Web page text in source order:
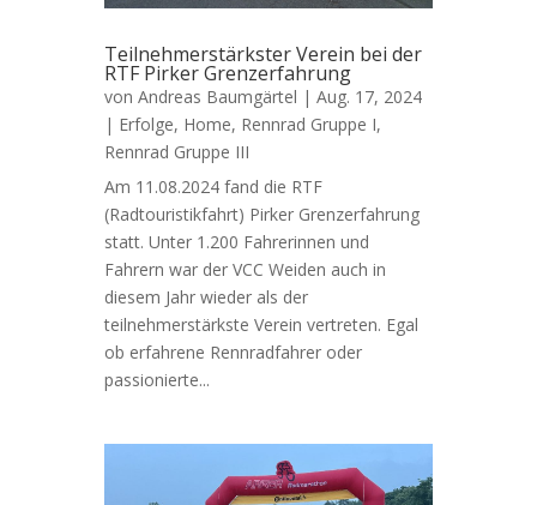
Teilnehmerstärkster Verein bei der
RTF Pirker Grenzerfahrung
vonAndreas Baumgärtel |Aug. 17, 2024
| Erfolge, Home, Rennrad Gruppe I,
Rennrad Gruppe III
Am 11.08.2024 fand die RTF
(Radtouristikfahrt) Pirker Grenzerfahrung
statt. Unter 1.200 Fahrerinnen und
Fahrern war der VCC Weiden auch in
diesem Jahr wieder als der
teilnehmerstärkste Verein vertreten. Egal
ob erfahrene Rennradfahrer oder
passionierte...